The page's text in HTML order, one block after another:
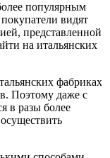
популярным
видят
представленной
на итальянских
фабриках
Поэтому даже с
в разы более